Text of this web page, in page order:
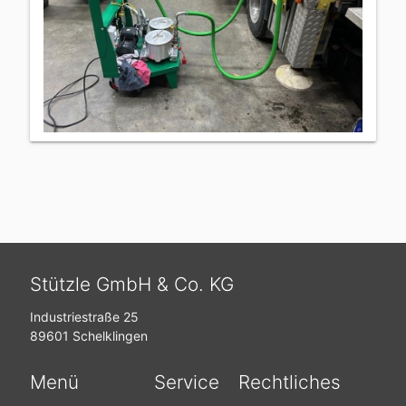
Stützle GmbH & Co. KG
Industriestraße 25
89601 Schelklingen
Menü Service Rechtliches